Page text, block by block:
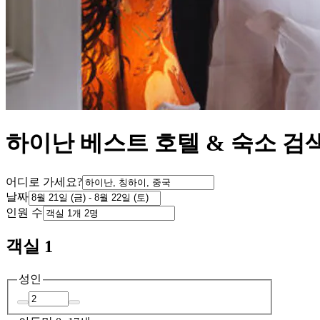
하이난 베스트 호텔 & 숙소 검
어디로 가세요?
날짜
인원 수
객실 1
성인